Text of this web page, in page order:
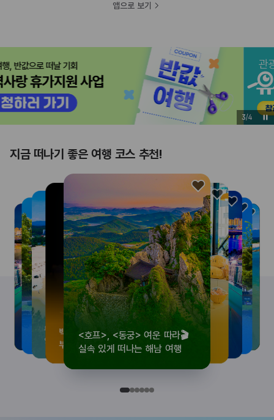
앱으로 보기
3/4
지금 떠나기 좋은 여행 코스 추천!
<호프>, <동궁> 여운 따라🎬
실속 있게 떠나는 해남 여행
로컬 감성 수집!
전국 로컬 기념품숍 3곳⭐
우리말이 더 재미있어지는
세종 한글 여행
숲길부터 천년 고찰까지!
마음에 쉼을 더하는 부안
뚜벅이 여행자 주목🚶
양양 1박 2일 코스
백제의 숨결을 따라,
부여에서 만나는 여름
<호프>, <동궁> 여운 따라🎬
실속 있게 떠나는 해남 여행
로컬 감성 수집!
전국 로컬 기념품숍 3곳⭐
우리말이 더 재미있어지는
세종 한글 여행
숲길부터 천년 고찰까지!
마음에 쉼을 더하는 부안
뚜벅이 여행자 주목🚶
양양 1박 2일 코스
백제의 숨결을 따라,
부여에서 만나는 여름
<호프>, <동궁> 여운 따라🎬
실속 있게 떠나는 해남 여행
로컬 감성 수집!
전국 로컬 기념품숍 3곳⭐
우리말이 더 재미있어지는
세종 한글 여행
숲길부터 천년 고찰까지!
마음에 쉼을 더하는 부안
뚜벅이 여행자 주목🚶
양양 1박 2일 코스
백제의 숨결을 따라,
부여에서 만나는 여름